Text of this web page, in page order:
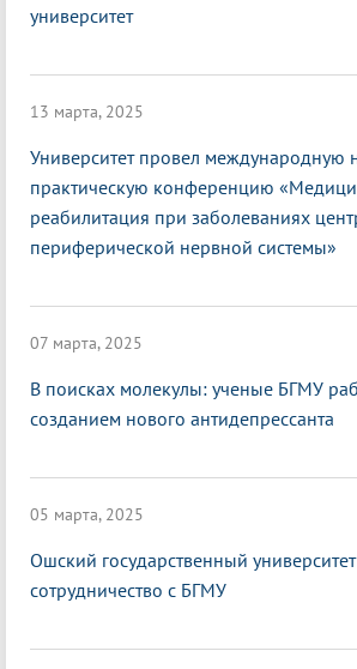
университет
13 марта, 2025
Университет провел международную
практическую конференцию
реабилитация при заболеваниях
периферической нервной системы»
07 марта, 2025
В поисках молекулы: ученые БГМУ
созданием нового антидепрессанта
05 марта, 2025
Ошский государственный
сотрудничество с БГМУ